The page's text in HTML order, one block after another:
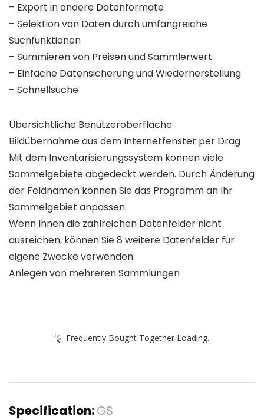
– Export in andere Datenformate
– Selektion von Daten durch umfangreiche
Suchfunktionen
– Summieren von Preisen und Sammlerwert
– Einfache Datensicherung und Wiederherstellung
– Schnellsuche
Übersichtliche Benutzeroberfläche
Bildübernahme aus dem Internetfenster per Drag
Mit dem Inventarisierungssystem können viele
Sammelgebiete abgedeckt werden. Durch Änderung
der Feldnamen können Sie das Programm an Ihr
Sammelgebiet anpassen.
Wenn Ihnen die zahlreichen Datenfelder nicht
ausreichen, können Sie 8 weitere Datenfelder für
eigene Zwecke verwenden.
Anlegen von mehreren Sammlungen
Frequently Bought Together Loading...
Specification:GS